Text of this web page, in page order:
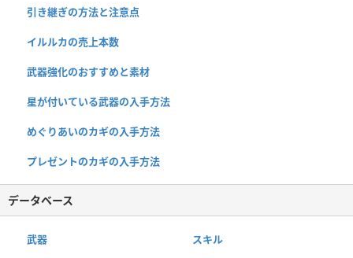
引き継ぎの方法と注意点
イルルカの売上本数
武器強化のおすすめと素材
星が付いている武器の入手方法
めぐりあいのカギの入手方法
プレゼントのカギの入手方法
データベース
武器 スキル